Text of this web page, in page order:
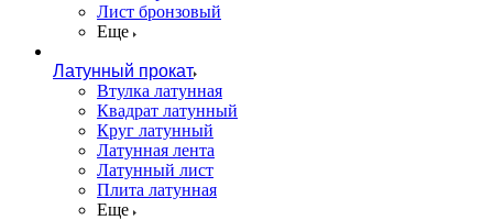
Лист бронзовый
Еще
Латунный прокат
Втулка латунная
Квадрат латунный
Круг латунный
Латунная лента
Латунный лист
Плита латунная
Еще